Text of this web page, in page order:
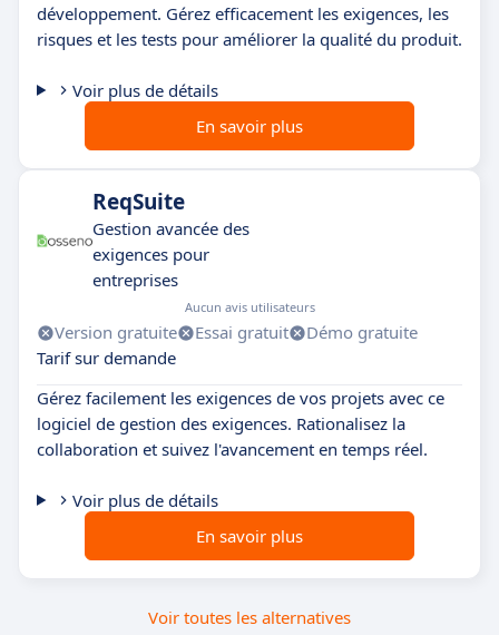
développement. Gérez efficacement les exigences, les
risques et les tests pour améliorer la qualité du produit.
Voir plus de détails
En savoir plus
ReqSuite
Gestion avancée des
exigences pour
entreprises
Aucun avis utilisateurs
Version gratuite Essai gratuit
Démo gratuite
Tarif sur demande
Gérez facilement les exigences de vos projets avec ce
logiciel de gestion des exigences. Rationalisez la
collaboration et suivez l'avancement en temps réel.
Voir plus de détails
En savoir plus
Voir toutes les alternatives